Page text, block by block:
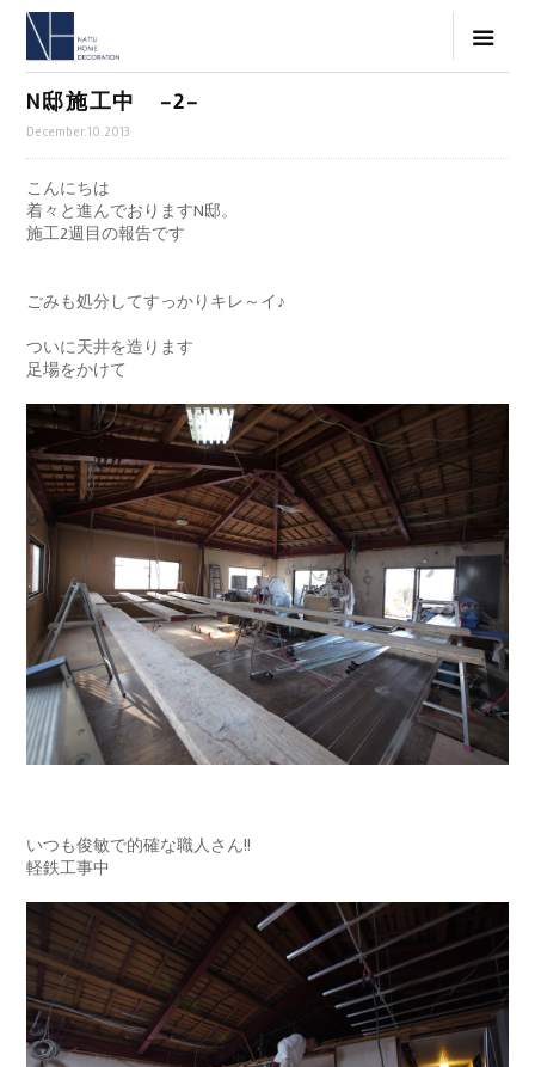
N邸施工中 -2-
December.10.2013
こんにちは
着々と進んでおりますN邸。
施工2週目の報告です
ごみも処分してすっかりキレ～イ♪
ついに天井を造ります
足場をかけて
いつも俊敏で的確な職人さん!!
軽鉄工事中